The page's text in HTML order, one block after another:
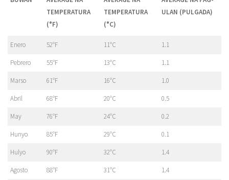
TEMPERATURA
(°F)
TEMPERATURA
(°C)
ULAN (PULGADA)
Enero 52°F 11°C 1.1
Pebrero 55°F 13°C 1.1
Marso 61°F 16°C 1.0
Abril 68°F 20°C 0.5
May 76°F 24°C 0.2
Hunyo 85°F 29°C 0.1
Hulyo 90°F 32°C 1.4
Agosto 88°F 31°C 1.4